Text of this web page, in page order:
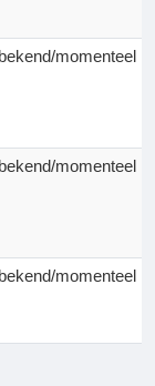
momenteel
momenteel
momenteel